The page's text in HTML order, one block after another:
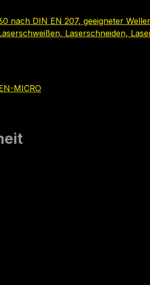
nach DIN EN 207, geeigneter
Laserschneiden,
MICRO